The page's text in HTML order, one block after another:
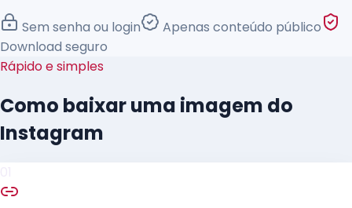
Sem senha ou login
Apenas conteúdo público
Download seguro
Rápido e simples
Como baixar uma imagem do
Instagram